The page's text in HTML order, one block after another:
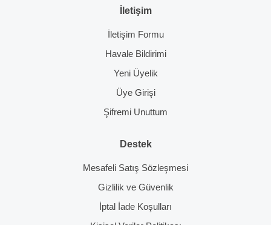
İletişim
İletişim Formu
Havale Bildirimi
Yeni Üyelik
Üye Girişi
Şifremi Unuttum
Destek
Mesafeli Satış Sözleşmesi
Gizlilik ve Güvenlik
İptal İade Koşulları